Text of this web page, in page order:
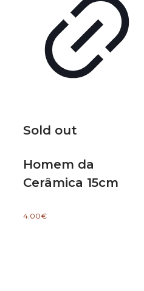
Sold out
Homem da
Cerâmica 15cm
4.00€